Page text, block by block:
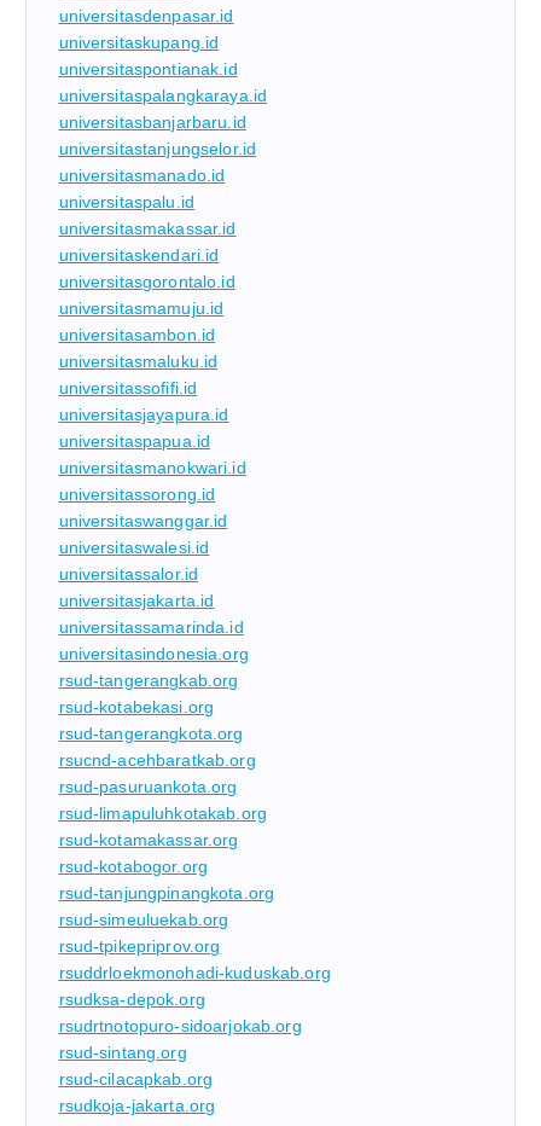
universitasdenpasar.id
universitaskupang.id
universitaspontianak.id
universitaspalangkaraya.id
universitasbanjarbaru.id
universitastanjungselor.id
universitasmanado.id
universitaspalu.id
universitasmakassar.id
universitaskendari.id
universitasgorontalo.id
universitasmamuju.id
universitasambon.id
universitasmaluku.id
universitassofifi.id
universitasjayapura.id
universitaspapua.id
universitasmanokwari.id
universitassorong.id
universitaswanggar.id
universitaswalesi.id
universitassalor.id
universitasjakarta.id
universitassamarinda.id
universitasindonesia.org
rsud-tangerangkab.org
rsud-kotabekasi.org
rsud-tangerangkota.org
rsucnd-acehbaratkab.org
rsud-pasuruankota.org
rsud-limapuluhkotakab.org
rsud-kotamakassar.org
rsud-kotabogor.org
rsud-tanjungpinangkota.org
rsud-simeuluekab.org
rsud-tpikepriprov.org
rsuddrloekmonohadi-kuduskab.org
rsudksa-depok.org
rsudrtnotopuro-sidoarjokab.org
rsud-sintang.org
rsud-cilacapkab.org
rsudkoja-jakarta.org